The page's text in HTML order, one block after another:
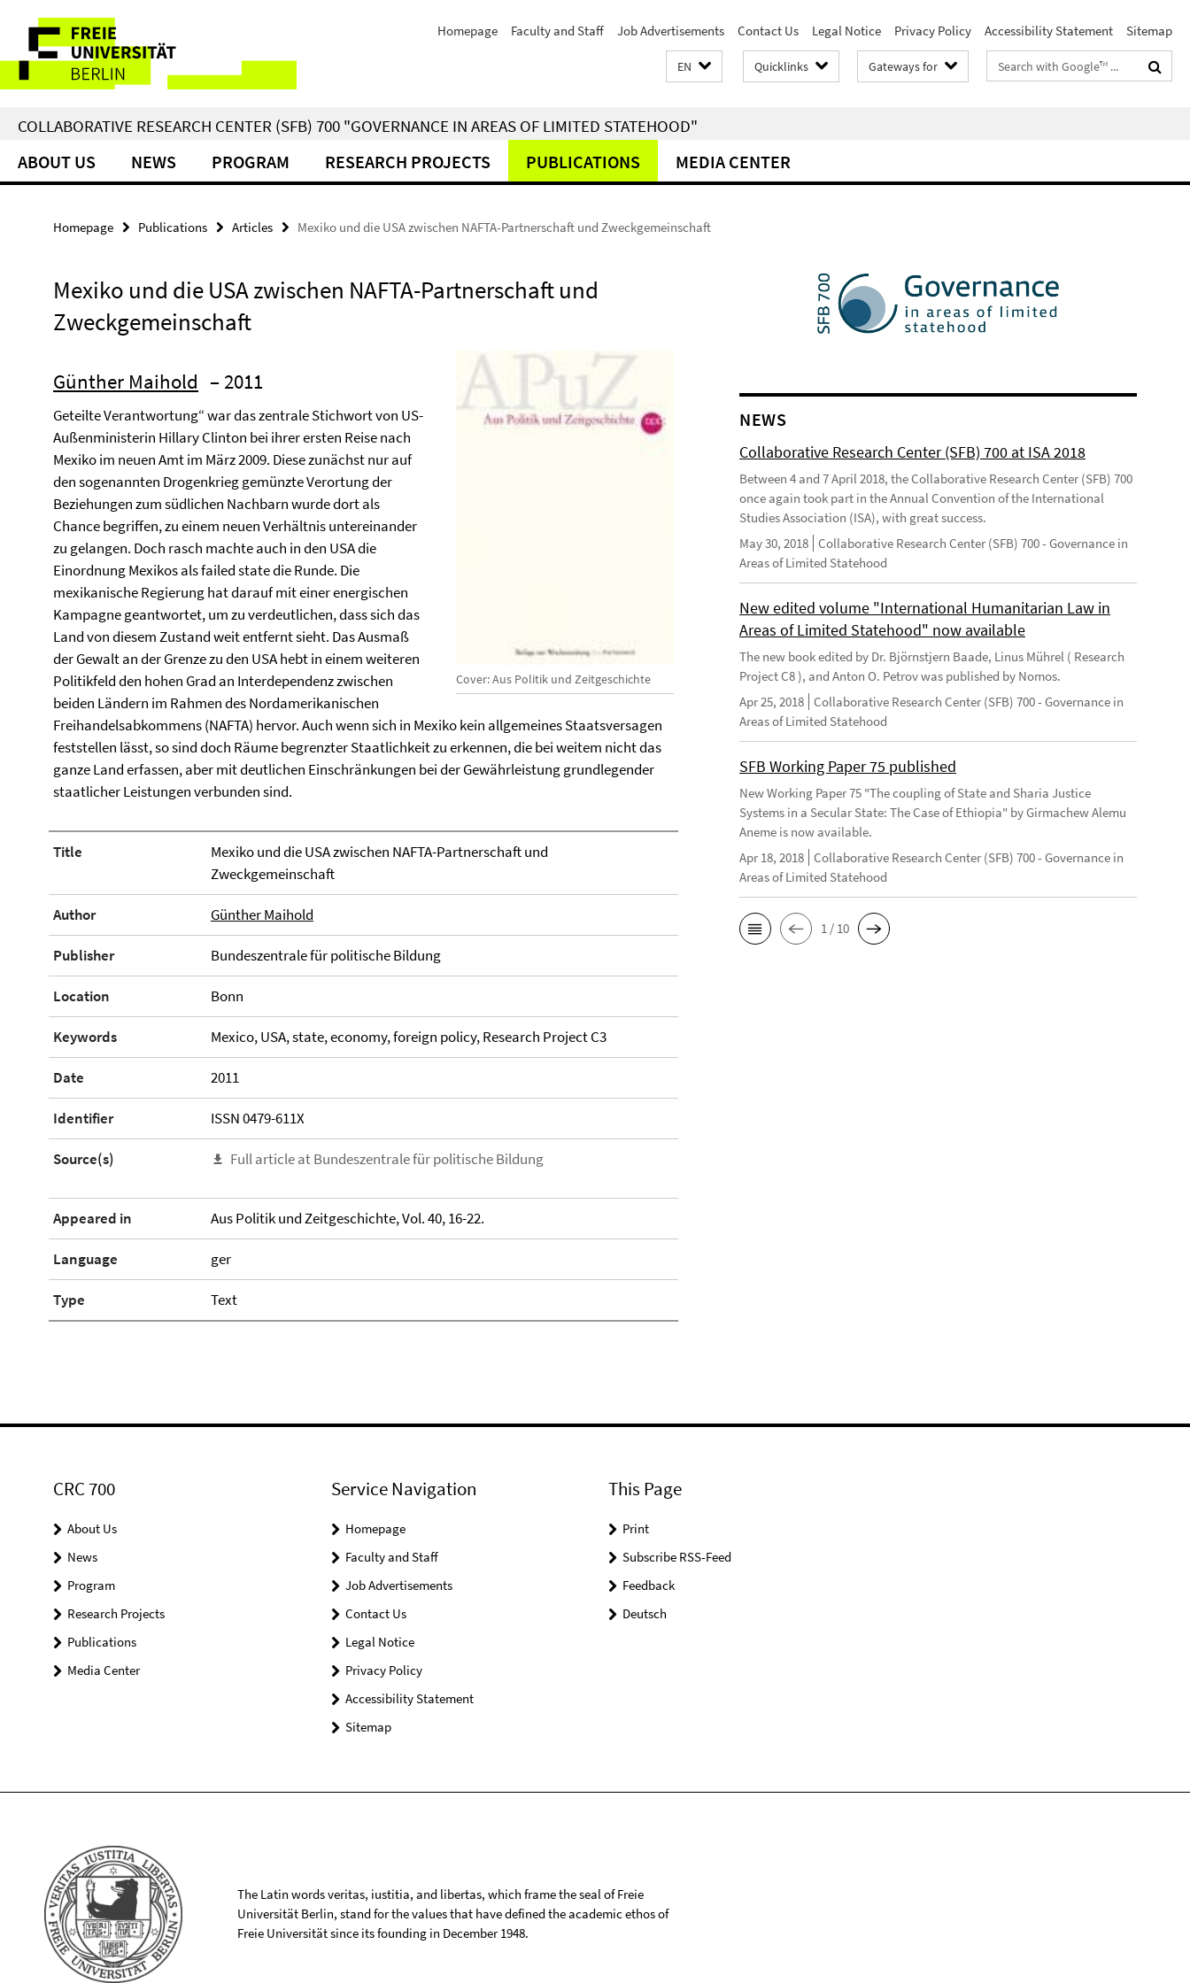
direkt
Inhalt
Service
Navigation
Homepage Faculty and Staff Job Advertisements Contact Us Legal Notice Privacy Policy Accessibility Statement Sitemap
EN Quicklinks Gateways for
Search
terms
COLLABORATIVE RESEARCH CENTER (SFB) 700 "GOVERNANCE IN AREAS OF LIMITED STATEHOOD"
ABOUT US NEWS PROGRAM RESEARCH PROJECTS PUBLICATIONS MEDIA CENTER
Homepage Publications Articles Mexiko und die USA zwischen NAFTA-Partnerschaft und Zweckgemeinschaft
Mexiko und die USA zwischen NAFTA-Partnerschaft und
Zweckgemeinschaft
Cover: Aus Politik und Zeitgeschichte
Günther Maihold – 2011
Geteilte Verantwortung“ war das zentrale Stichwort von US-
Außenministerin Hillary Clinton bei ihrer ersten Reise nach
Mexiko im neuen Amt im März 2009. Diese zunächst nur auf
den sogenannten Drogenkrieg gemünzte Verortung der
Beziehungen zum südlichen Nachbarn wurde dort als
Chance begriffen, zu einem neuen Verhältnis untereinander
zu gelangen. Doch rasch machte auch in den USA die
Einordnung Mexikos als failed state die Runde. Die
mexikanische Regierung hat darauf mit einer energischen
Kampagne geantwortet, um zu verdeutlichen, dass sich das
Land von diesem Zustand weit entfernt sieht. Das Ausmaß
der Gewalt an der Grenze zu den USA hebt in einem weiteren
Politikfeld den hohen Grad an Interdependenz zwischen
beiden Ländern im Rahmen des Nordamerikanischen
Freihandelsabkommens (NAFTA) hervor. Auch wenn sich in Mexiko kein allgemeines Staatsversagen
feststellen lässt, so sind doch Räume begrenzter Staatlichkeit zu erkennen, die bei weitem nicht das
ganze Land erfassen, aber mit deutlichen Einschränkungen bei der Gewährleistung grundlegender
staatlicher Leistungen verbunden sind.
Title
Mexiko und die USA zwischen NAFTA-Partnerschaft und
Zweckgemeinschaft
Author Günther Maihold
Publisher Bundeszentrale für politische Bildung
Location Bonn
Keywords Mexico, USA, state, economy, foreign policy, Research Project C3
Date 2011
Identifier ISSN 0479-611X
Source(s) Full article at Bundeszentrale für politische Bildung
Appeared in Aus Politik und Zeitgeschichte, Vol. 40, 16-22.
Language ger
Type Text
NEWS
Collaborative Research Center (SFB) 700 at ISA 2018
Between 4 and 7 April 2018, the Collaborative Research Center (SFB) 700
once again took part in the Annual Convention of the International
Studies Association (ISA), with great success.
May 30, 2018 Collaborative Research Center (SFB) 700 - Governance in
Areas of Limited Statehood
New edited volume "International Humanitarian Law in
Areas of Limited Statehood" now available
The new book edited by Dr. Björnstjern Baade, Linus Mührel ( Research
Project C8 ), and Anton O. Petrov was published by Nomos.
Apr 25, 2018 Collaborative Research Center (SFB) 700 - Governance in
Areas of Limited Statehood
SFB Working Paper 75 published
New Working Paper 75 "The coupling of State and Sharia Justice
Systems in a Secular State: The Case of Ethiopia" by Girmachew Alemu
Aneme is now available.
Apr 18, 2018 Collaborative Research Center (SFB) 700 - Governance in
Areas of Limited Statehood
1 / 10
CRC 700
About Us
News
Program
Research Projects
Publications
Media Center
Service Navigation
Homepage
Faculty and Staff
Job Advertisements
Contact Us
Legal Notice
Privacy Policy
Accessibility Statement
Sitemap
This Page
Print
Subscribe RSS-Feed
Feedback
Deutsch
The Latin words veritas, iustitia, and libertas, which frame the seal of Freie
Universität Berlin, stand for the values that have defined the academic ethos of
Freie Universität since its founding in December 1948.